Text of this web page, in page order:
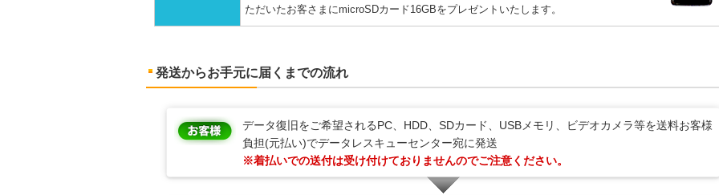
ただいたお客さまにmicroSDカード16GBをプレゼントいたします。
発送からお手元に届くまでの流れ
データ復旧をご希望されるPC、HDD、SDカード、USBメモリ、ビデオカメラ等を送料お客様
負担(元払い)でデータレスキューセンター宛に発送
※着払いでの送付は受け付けておりませんのでご注意ください。